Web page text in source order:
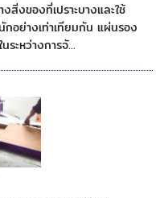
สิ่งของที่เปราะบางและใช้
กอย่างเท่าเทียมกัน แผ่นรอง
ะหว่างการจั...